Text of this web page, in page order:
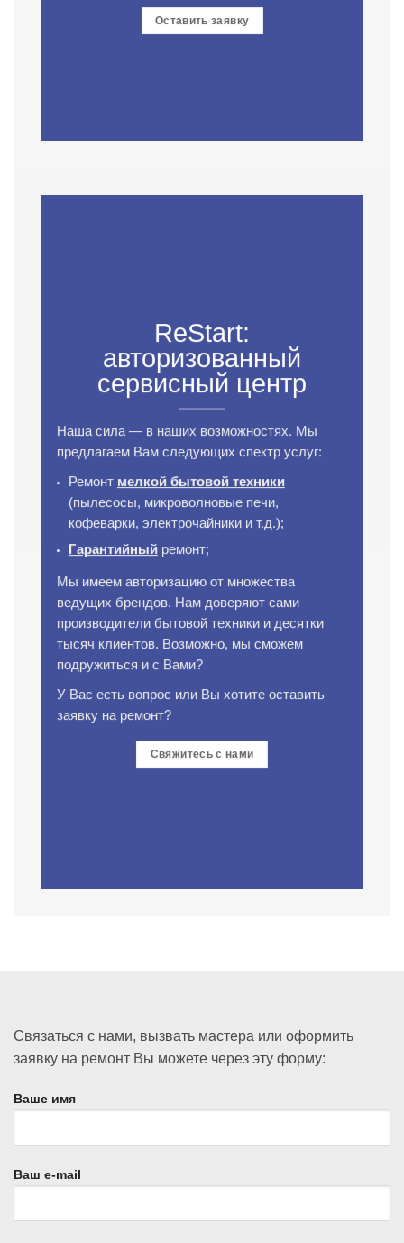
Оставить заявку
ReStart:
авторизованный
сервисный центр
Наша сила — в наших возможностях. Мы
предлагаем Вам следующих спектр услуг:
Ремонт мелкой бытовой техники
(пылесосы, микроволновые печи,
кофеварки, электрочайники и т.д.);
Гарантийныйремонт;
Мы имеем авторизацию от множества
ведущих брендов. Нам доверяют сами
производители бытовой техники и десятки
тысяч клиентов. Возможно, мы сможем
подружиться и с Вами?
У Вас есть вопрос или Вы хотите оставить
заявку на ремонт?
Свяжитесь с нами
Связаться с нами, вызвать мастера или оформить
заявку на ремонт Вы можете через эту форму:
Ваше имя
Ваш e-mail